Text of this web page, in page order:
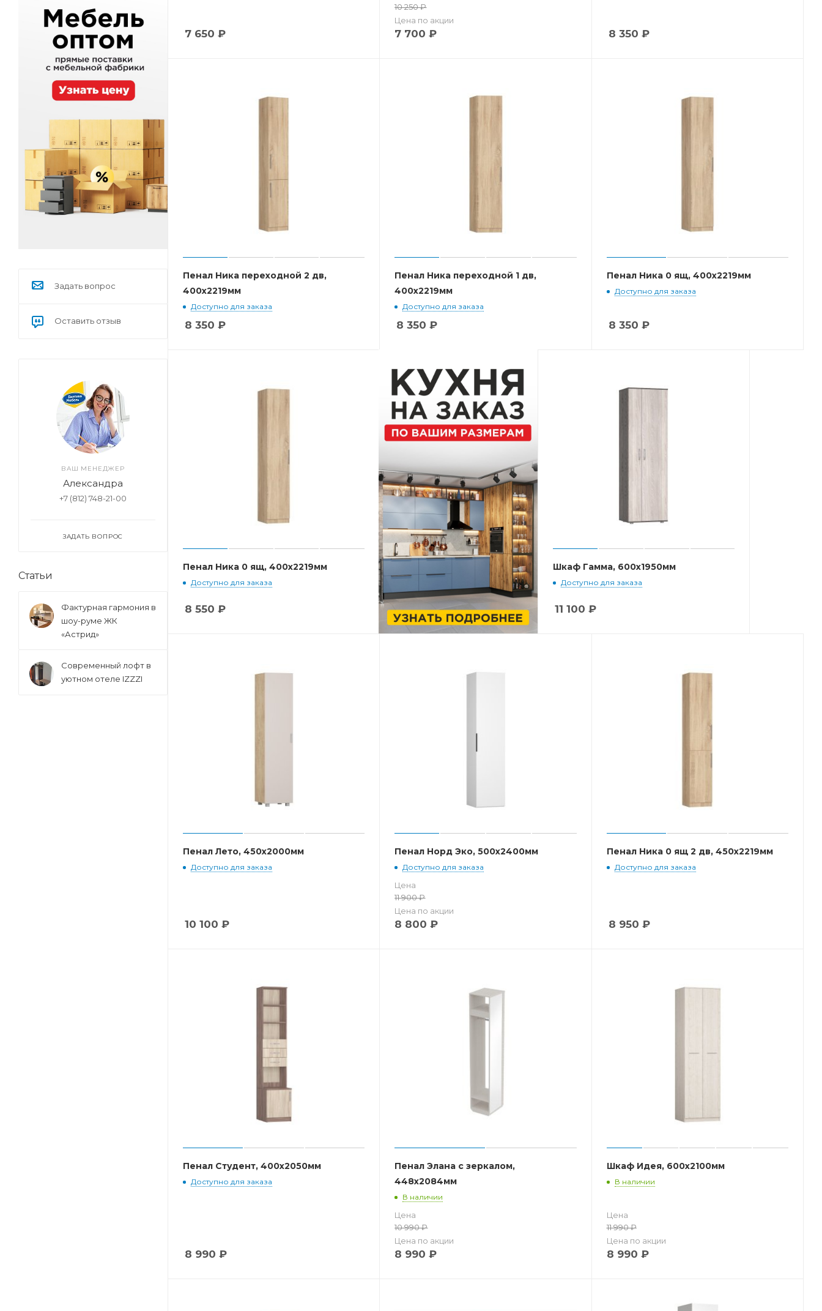
7 650 ₽
10 250₽
Цена по акции
7 700 ₽ 8 350 ₽
Пенал Ника переходной 2 дв,
400x2219мм
Доступно для заказа
8 350 ₽
Пенал Ника переходной 1 дв,
400x2219мм
Доступно для заказа
8 350 ₽
Пенал Ника 0 ящ, 400x2219мм
Доступно для заказа
8 350 ₽
Пенал Ника 0 ящ, 400x2219мм
Доступно для заказа
8 550 ₽
Шкаф Гамма, 600x1950мм
Доступно для заказа
11 100 ₽
Пенал Лето, 450x2000мм
Доступно для заказа
10 100 ₽
Пенал Норд Эко, 500x2400мм
Доступно для заказа
Цена
11 900₽
Цена по акции
8 800 ₽
Пенал Ника 0 ящ 2 дв, 450x2219мм
Доступно для заказа
8 950 ₽
Пенал Студент, 400x2050мм
Доступно для заказа
8 990 ₽
Пенал Элана с зеркалом,
448x2084мм
В наличии
Цена
10 990₽
Цена по акции
8 990 ₽
Шкаф Идея, 600x2100мм
В наличии
Цена
11 990₽
Цена по акции
8 990 ₽
Задать вопрос
Оставить отзыв
ВАШ МЕНЕДЖЕР
Александра
+7 (812) 748-21-00
ЗАДАТЬ ВОПРОС
Статьи
Фактурная гармония в
шоу-руме ЖК
«Астрид»
Современный лофт в
уютном отеле IZZZI